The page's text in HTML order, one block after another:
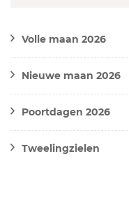
Volle maan 2026
Nieuwe maan 2026
Poortdagen 2026
Tweelingzielen